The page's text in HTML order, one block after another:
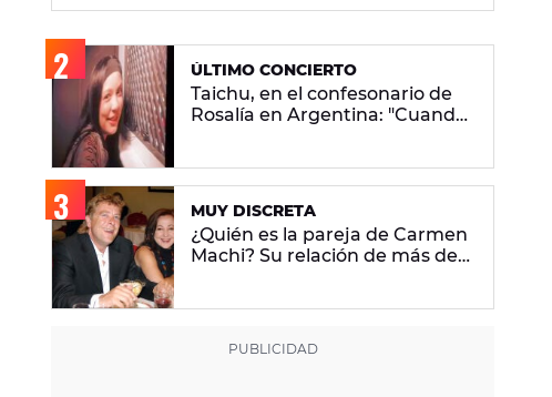
ÚLTIMO CONCIERTO
Taichu, en el confesonario de
Rosalía en Argentina: "Cuando
MUY DISCRETA
¿Quién es la pareja de Carmen
Machi? Su relación de más de